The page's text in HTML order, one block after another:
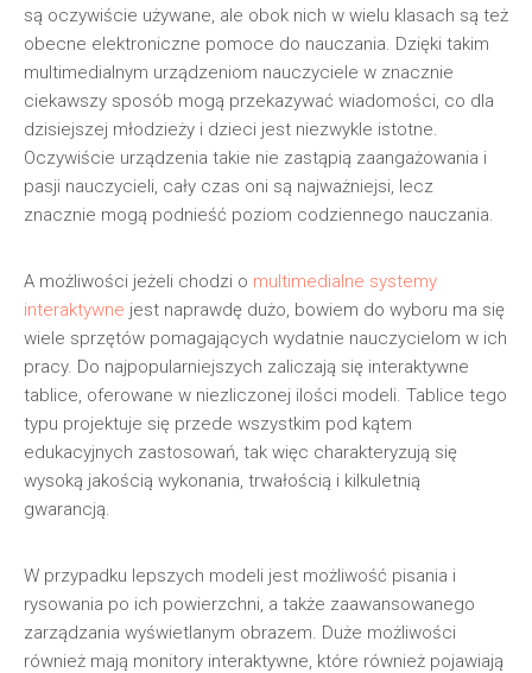
są oczywiście używane, ale obok nich w wielu klasach są też
obecne elektroniczne pomoce do nauczania. Dzięki takim
multimedialnym urządzeniom nauczyciele w znacznie
ciekawszy sposób mogą przekazywać wiadomości, co dla
dzisiejszej młodzieży i dzieci jest niezwykle istotne.
Oczywiście urządzenia takie nie zastąpią zaangażowania i
pasji nauczycieli, cały czas oni są najważniejsi, lecz
znacznie mogą podnieść poziom codziennego nauczania.
A możliwości jeżeli chodzi o multimedialne systemy
interaktywne jest naprawdę dużo, bowiem do wyboru ma się
wiele sprzętów pomagających wydatnie nauczycielom w ich
pracy. Do najpopularniejszych zaliczają się interaktywne
tablice, oferowane w niezliczonej ilości modeli. Tablice tego
typu projektuje się przede wszystkim pod kątem
edukacyjnych zastosowań, tak więc charakteryzują się
wysoką jakością wykonania, trwałością i kilkuletnią
gwarancją.
W przypadku lepszych modeli jest możliwość pisania i
rysowania po ich powierzchni, a także zaawansowanego
zarządzania wyświetlanym obrazem. Duże możliwości
również mają monitory interaktywne, które również pojawiają